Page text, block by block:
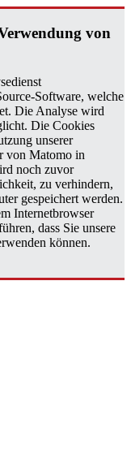
von
Software, welche
Die Analyse wird
Die Cookies
unserer
von Matomo in
noch zuvor
zu verhindern,
gespeichert werden.
Internetbrowser
dass Sie unsere
können.